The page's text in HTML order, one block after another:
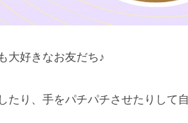
大好きなお友だち♪
たり、手をパチパチさせたりして